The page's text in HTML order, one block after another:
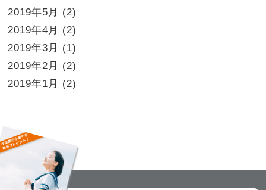
2019年5月
(2)
2019年4月
(2)
2019年3月
(1)
2019年2月
(2)
2019年1月
(2)